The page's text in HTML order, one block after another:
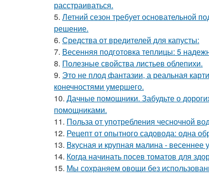
расстраиваться.
5. Летний сезон требует основательной
решение.
6. Средства от вредителей для капусты:
7. Весенняя подготовка теплицы: 5
8. Полезные свойства листьев облепихи.
9. Это не плод фантазии, а реальная
конечностями умершего.
10. Дачные помощники. Забудьте о
помощниками.
11. Польза от употребления чесночной
12. Рецепт от опытного садовода: одна
13. Вкусная и крупная малина - весеннее
14. Когда начинать посев томатов для
15. Мы сохраняем овощи без